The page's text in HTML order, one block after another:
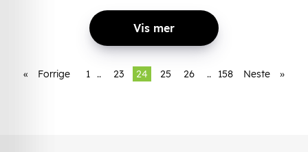
Vis mer
« Forrige 1 .. 23 24 25 26 .. 158 Neste »